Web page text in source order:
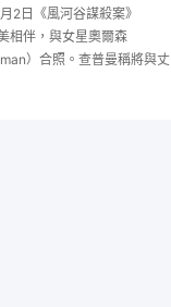
2日《風河谷謀殺案》
相伴，與女星奧爾森
）合照。查普曼稱將與丈